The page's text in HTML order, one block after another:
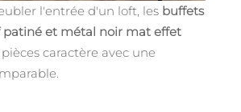
l'entrée d'un loft, les buffets
patiné et métal noir mat effet
caractère avec une